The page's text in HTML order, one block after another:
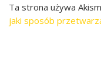
Ta strona używa
jaki sposób